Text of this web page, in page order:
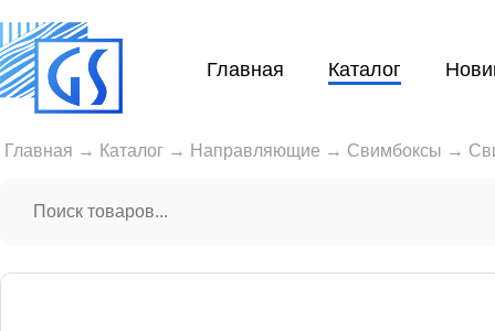
Главная Каталог
Главная → Каталог → Направляющие → Свимбоксы →